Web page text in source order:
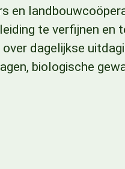
en
te verfijnen en
dagelijkse
biologische